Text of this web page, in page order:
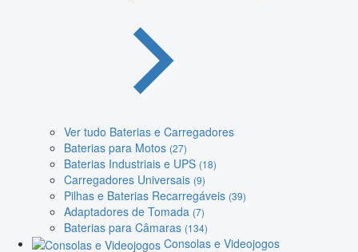
Ver tudo Baterias e Carregadores
Baterias para Motos (27)
Baterias Industriais e UPS (18)
Carregadores Universais (9)
Pilhas e Baterias Recarregáveis (39)
Adaptadores de Tomada (7)
Baterias para Câmaras (134)
Consolas e Videojogos